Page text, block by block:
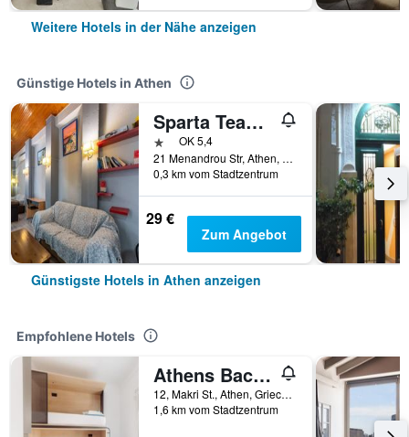
Weitere Hotels in der Nähe anzeigen
Günstige Hotels in Athen
Sparta Team Hotel - Hostel
1 Stern
OK 5,4
21 Menandrou Str, Athen, Griechenland
0,3 km vom Stadtzentrum
29 €
Zum Angebot
Günstigste Hotels in Athen anzeigen
Empfohlene Hotels
Athens Backpackers
12, Makri St., Athen, Griechenland
1,6 km vom Stadtzentrum